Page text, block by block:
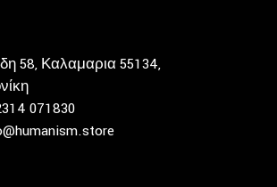
58, Καλαμαρια 55134,
071830